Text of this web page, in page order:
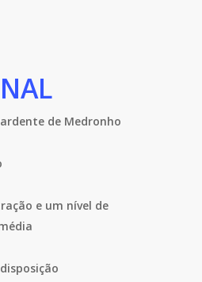
de Medronho
e um nível de